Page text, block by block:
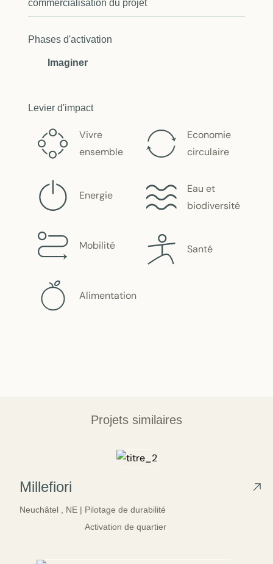
commercialisation du projet
Phases d'activation
Imaginer
Levier d'impact
Vivre
ensemble
Energie
Mobilité
Alimentation
Economie
circulaire
Eau et
biodiversité
Santé
Projets similaires
Millefiori
Neuchâtel , NE | Pilotage de durabilité
Activation de quartier